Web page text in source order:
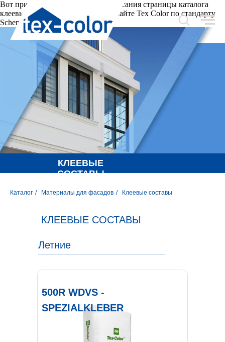
Вот пример JSON-LD кода для описания страницы каталога
клеевых составов для фасадов на сайте Tex Color по стандарту
Schema.org: ```html```
НЕПОГОДЫ
КЛЕЕВЫЕ
СОСТАВЫ
ФАСАДНАЯ
TEX-COLOR
КАЧЕСТВА И
Каталог / Материалы для фасадов / Клеевые составы
КЛЕЕВЫЕ СОСТАВЫ
Летние
500R WDVS -
SPEZIALKLEBER